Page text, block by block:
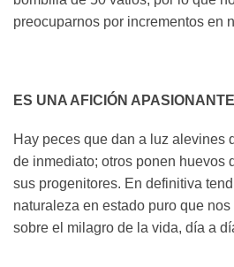
preocuparnos por incrementos en
ES UNA AFICIÓN APASIONANTE
Hay peces que dan a luz alevines
de inmediato; otros ponen huevos
sus progenitores. En definitiva
naturaleza en estado puro que
sobre el milagro de la vida, día a